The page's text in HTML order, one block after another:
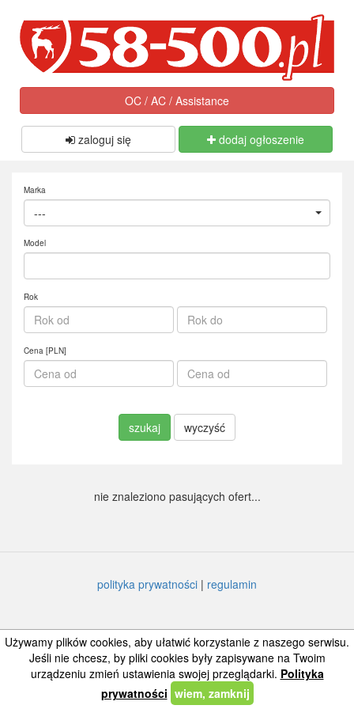
OC / AC / Assistance
zaloguj się dodaj ogłoszenie
Marka
---
Model
Rok
Cena [PLN]
szukaj wyczyść
nie znaleziono pasujących ofert...
polityka prywatności | regulamin
Używamy plików cookies, aby ułatwić korzystanie z naszego serwisu.
Jeśli nie chcesz, by pliki cookies były zapisywane na Twoim
urządzeniu zmień ustawienia swojej przeglądarki. Polityka
prywatności wiem, zamknij